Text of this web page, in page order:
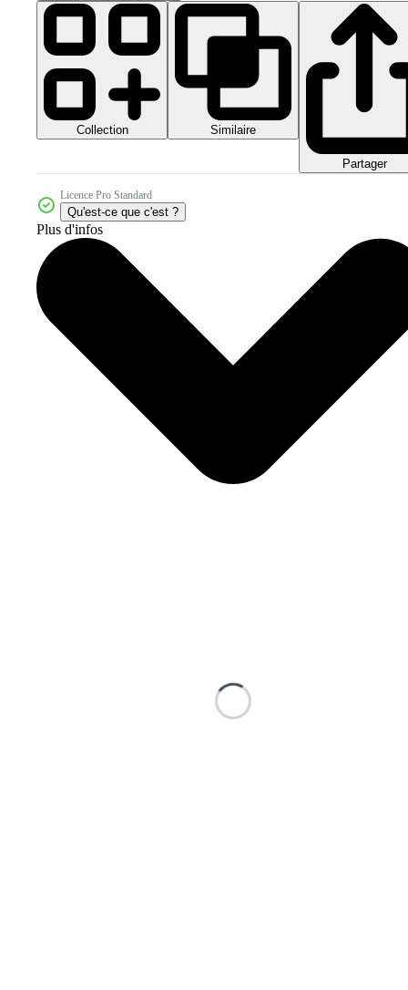
Collection Similaire
Partager
Licence Pro Standard
Qu'est-ce que c'est ?
Plus d'infos